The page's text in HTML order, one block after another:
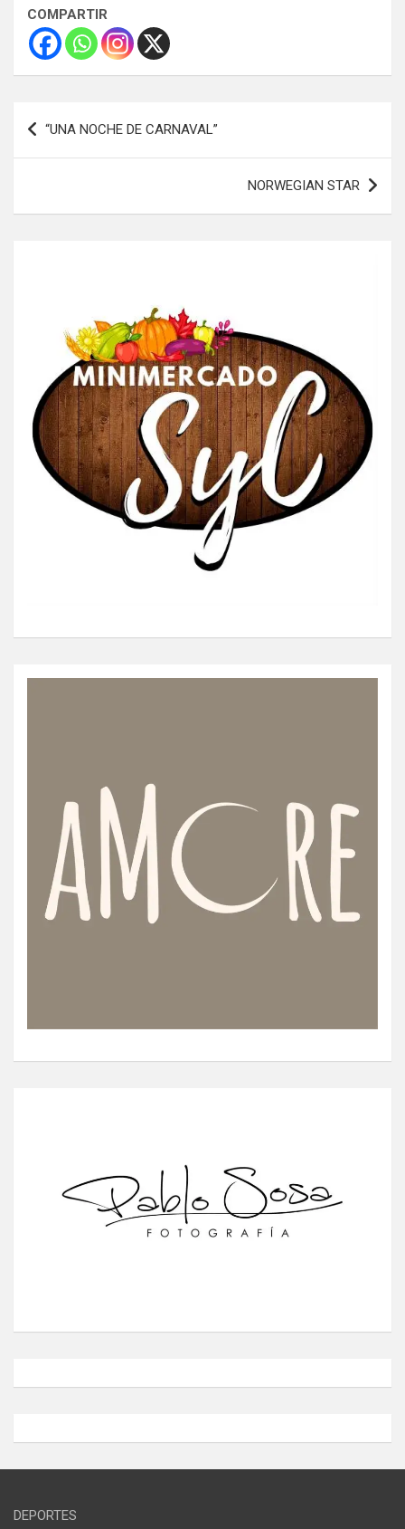
COMPARTIR
Navegación
de
“UNA NOCHE DE CARNAVAL”
NORWEGIAN STAR
DEPORTES